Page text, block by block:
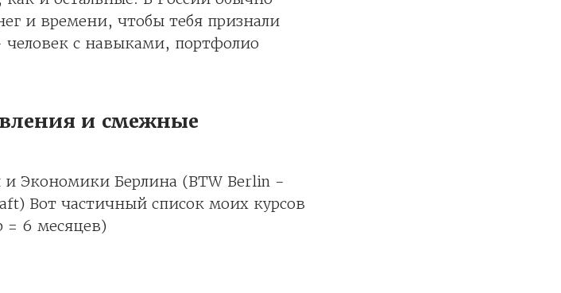
и времени, чтобы тебя признали
с навыками, портфолио
и смежные
Экономики Берлина (BTW Berlin -
Вот частичный список моих курсов
= 6 месяцев)